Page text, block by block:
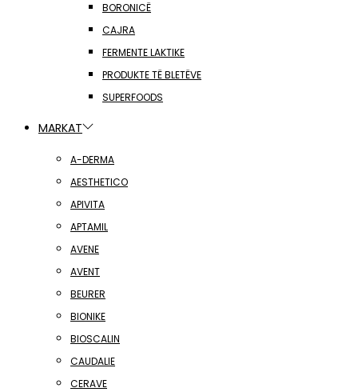
BORONICË
CAJRA
FERMENTE LAKTIKE
PRODUKTE TË BLETËVE
SUPERFOODS
MARKAT
A-DERMA
AESTHETICO
APIVITA
APTAMIL
AVENE
AVENT
BEURER
BIONIKE
BIOSCALIN
CAUDALIE
CERAVE